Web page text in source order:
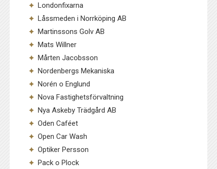
Londonfixarna
Låssmeden i Norrköping AB
Martinssons Golv AB
Mats Willner
Mårten Jacobsson
Nordenbergs Mekaniska
Norén o Englund
Nova Fastighetsförvaltning
Nya Askeby Trädgård AB
Oden Caféet
Open Car Wash
Optiker Persson
Pack o Plock